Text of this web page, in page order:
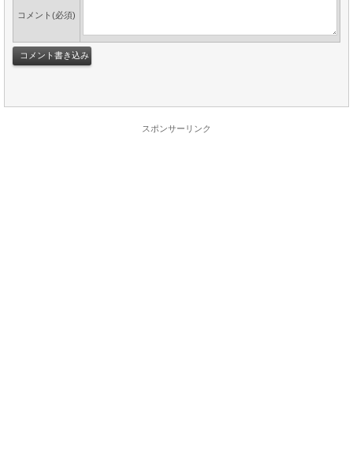
コメント(必須)
スポンサーリンク